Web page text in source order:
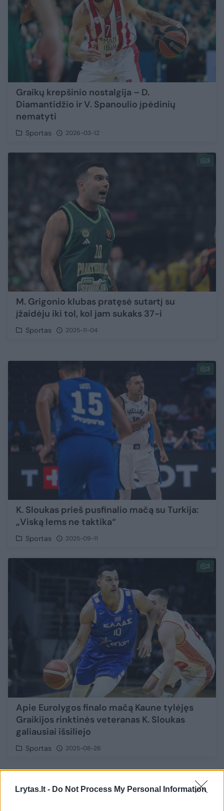
Lrytas.lt - Do Not Process My Personal Information
Graikų krepšinio nostalgija – D.
Diamantidžio ir V. Spanoulio įpėdinių
nematyti
Sportas 2026-03-12
3
M. Grigonio klubas pratęsė sutartį su
įžaidėju iki tol, kol jam sukaks 37-i
Sportas 2025-11-04
3
K. Sloukas prieš pusfinalio mačą su Turkija:
„Viską lems ne taktika“
Sportas 2025-09-11
3
Apie Eurolygos finalo mačą Kaune tylėjęs
Graikijos rinktinės veteranas K. Sloukas
galiausiai išsiliejo
Sportas 2025-08-26